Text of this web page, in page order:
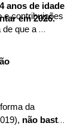
anos de idade
em 2026.
e contribuições
de que a
da
não basta